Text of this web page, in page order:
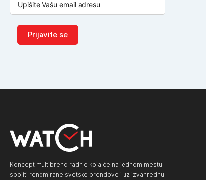
Prijavite se
Koncept multibrend radnje koja će na jednom mestu
spojiti renomirane svetske brendove i uz izvanrednu